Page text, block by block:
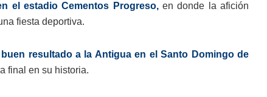
el estadio Cementos Progreso,en donde la afición
fiesta deportiva.
resultado a la Antigua en el Santo Domingo de
final en su historia.